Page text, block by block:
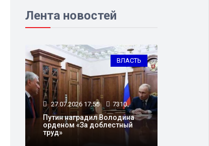
Лента новостей
ВЛАСТЬ
27.07.2026 17:55 7310
Путин наградил Володина
орденом «За доблестный
труд»